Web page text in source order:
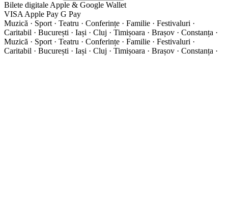
Bilete digitale Apple & Google Wallet
VISA Apple Pay G Pay
Muzică · Sport · Teatru · Conferințe · Familie · Festivaluri ·
Caritabil · București · Iași · Cluj · Timișoara · Brașov · Constanța ·
Muzică · Sport · Teatru · Conferințe · Familie · Festivaluri ·
Caritabil · București · Iași · Cluj · Timișoara · Brașov · Constanța ·